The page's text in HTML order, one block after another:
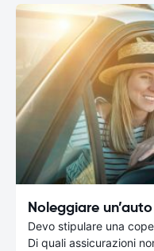
Noleggiare
Devo stipulare una
Di quali assicurazioni